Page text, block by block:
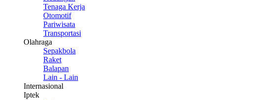
Tenaga Kerja
Otomotif
Pariwisata
Transportasi
Olahraga
Sepakbola
Raket
Balapan
Lain - Lain
Internasional
Iptek